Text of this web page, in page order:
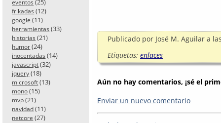
eventos (25)
frikadas (12)
google (11)
herramientas (33)
historias (21)
humor (24)
inocentadas (14)
javascript (32)
jquery (18)
microsoft (13)
mono (15)
mvp (21)
navidad (11)
netcore (27)
Publicado por José M. Aguilar a
Etiquetas: enlaces
Aún no hay comentarios, ¡sé el
Enviar un nuevo comentario